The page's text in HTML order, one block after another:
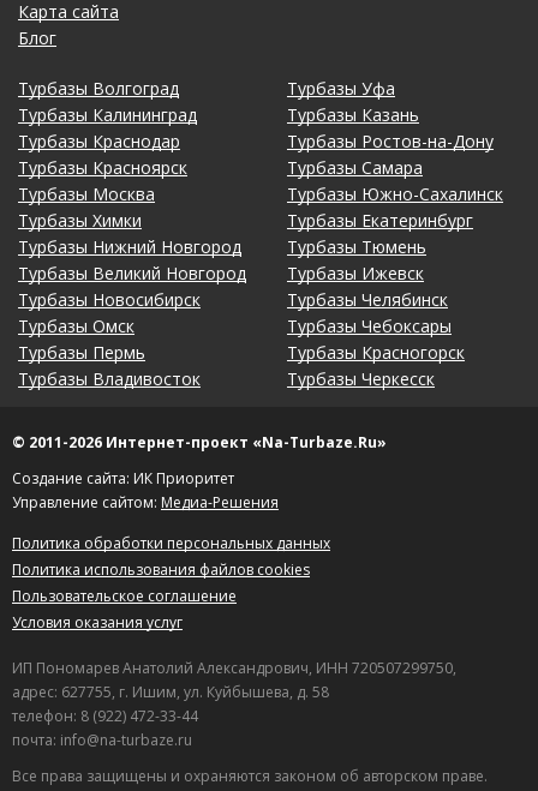
Карта сайта
Блог
Турбазы Волгоград
Турбазы Калининград
Турбазы Краснодар
Турбазы Красноярск
Турбазы Москва
Турбазы Химки
Турбазы Нижний Новгород
Турбазы Великий Новгород
Турбазы Новосибирск
Турбазы Омск
Турбазы Пермь
Турбазы Владивосток
Турбазы Уфа
Турбазы Казань
Турбазы Ростов-на-Дону
Турбазы Самара
Турбазы Южно-Сахалинск
Турбазы Екатеринбург
Турбазы Тюмень
Турбазы Ижевск
Турбазы Челябинск
Турбазы Чебоксары
Турбазы Красногорск
Турбазы Черкесск
© 2011-2026 Интернет-проект «Na-Turbaze.Ru»
Создание сайта: ИК Приоритет
Управление сайтом: Медиа-Решения
Политика обработки персональных данных
Политика использования файлов cookies
Пользовательское соглашение
Условия оказания услуг
ИП Пономарев Анатолий Александрович, ИНН 720507299750,
адрес: 627755, г. Ишим, ул. Куйбышева, д. 58
телефон: 8 (922) 472-33-44
почта: info@na-turbaze.ru
Все права защищены и охраняются законом об авторском праве.